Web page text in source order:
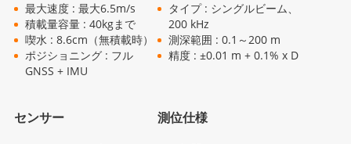
最大速度 : 最大6.5m/s
積載量容量 : 40kgまで
喫水 : 8.6cm（無積載時）
ポジショニング : フル
GNSS + IMU
タイプ : シングルビーム、
200 kHz
測深範囲 : 0.1～200 m
精度 : ±0.01 m + 0.1% x D
センサー 測位仕様